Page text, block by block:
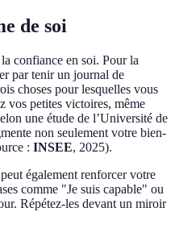
de soi
confiance en soi. Pour la
par tenir un journal de
choses pour lesquelles vous
vos petites victoires, même
une étude de l’Université de
non seulement votre bien-
: INSEE, 2025).
également renforcer votre
comme "Je suis capable" ou
Répétez-les devant un miroir